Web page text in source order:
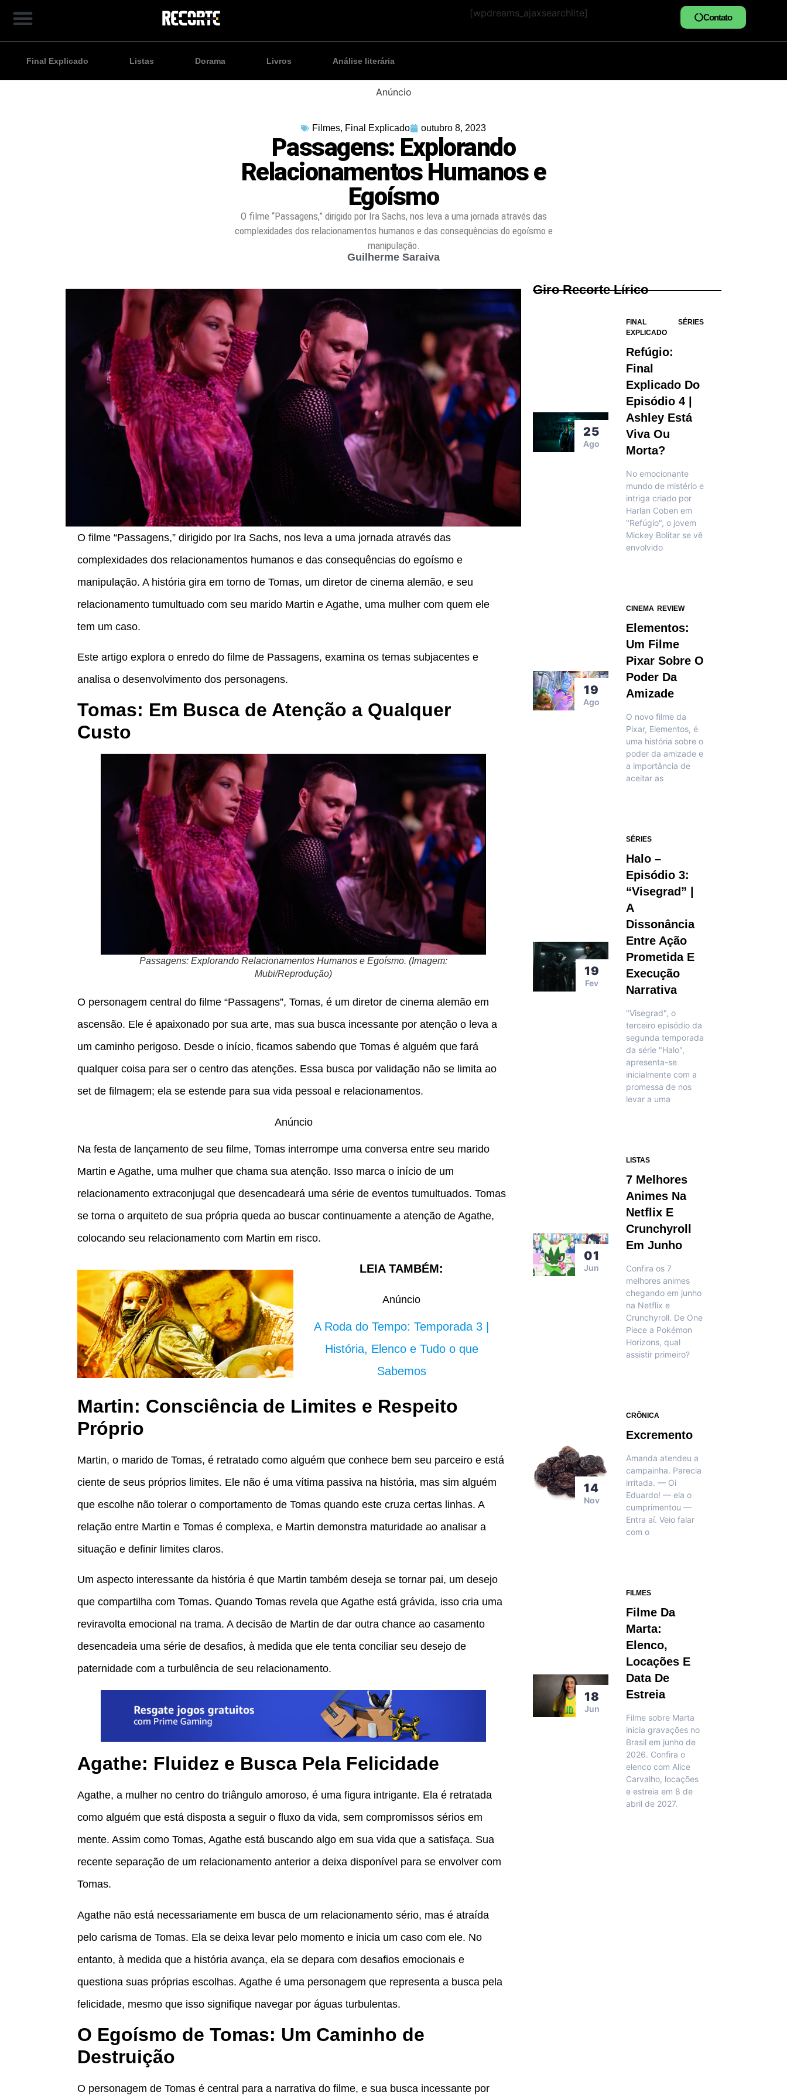
[wpdreams_ajaxsearchlite] Contato
Final Explicado Listas Dorama Livros Análise literária
Anúncio
Filmes, Final Explicado outubro 8, 2023
Passagens: Explorando
Relacionamentos Humanos e
Egoísmo
O filme “Passagens,” dirigido por Ira Sachs, nos leva a uma jornada através das
complexidades dos relacionamentos humanos e das consequências do egoísmo e
manipulação.
Guilherme Saraiva
O filme “Passagens,” dirigido por Ira Sachs, nos leva a uma jornada através das
complexidades dos relacionamentos humanos e das consequências do egoísmo e
manipulação. A história gira em torno de Tomas, um diretor de cinema alemão, e seu
relacionamento tumultuado com seu marido Martin e Agathe, uma mulher com quem ele
tem um caso.
Este artigo explora o enredo do filme de Passagens, examina os temas subjacentes e
analisa o desenvolvimento dos personagens.
Tomas: Em Busca de Atenção a Qualquer
Custo
Passagens: Explorando Relacionamentos Humanos e Egoísmo. (Imagem:
Mubi/Reprodução)
O personagem central do filme “Passagens”, Tomas, é um diretor de cinema alemão em
ascensão. Ele é apaixonado por sua arte, mas sua busca incessante por atenção o leva a
um caminho perigoso. Desde o início, ficamos sabendo que Tomas é alguém que fará
qualquer coisa para ser o centro das atenções. Essa busca por validação não se limita ao
set de filmagem; ela se estende para sua vida pessoal e relacionamentos.
Anúncio
Na festa de lançamento de seu filme, Tomas interrompe uma conversa entre seu marido
Martin e Agathe, uma mulher que chama sua atenção. Isso marca o início de um
relacionamento extraconjugal que desencadeará uma série de eventos tumultuados. Tomas
se torna o arquiteto de sua própria queda ao buscar continuamente a atenção de Agathe,
colocando seu relacionamento com Martin em risco.
LEIA TAMBÉM:
Anúncio
A Roda do Tempo: Temporada 3 |
História, Elenco e Tudo o que
Sabemos
Martin: Consciência de Limites e Respeito
Próprio
Martin, o marido de Tomas, é retratado como alguém que conhece bem seu parceiro e está
ciente de seus próprios limites. Ele não é uma vítima passiva na história, mas sim alguém
que escolhe não tolerar o comportamento de Tomas quando este cruza certas linhas. A
relação entre Martin e Tomas é complexa, e Martin demonstra maturidade ao analisar a
situação e definir limites claros.
Um aspecto interessante da história é que Martin também deseja se tornar pai, um desejo
que compartilha com Tomas. Quando Tomas revela que Agathe está grávida, isso cria uma
reviravolta emocional na trama. A decisão de Martin de dar outra chance ao casamento
desencadeia uma série de desafios, à medida que ele tenta conciliar seu desejo de
paternidade com a turbulência de seu relacionamento.
Agathe: Fluidez e Busca Pela Felicidade
Agathe, a mulher no centro do triângulo amoroso, é uma figura intrigante. Ela é retratada
como alguém que está disposta a seguir o fluxo da vida, sem compromissos sérios em
mente. Assim como Tomas, Agathe está buscando algo em sua vida que a satisfaça. Sua
recente separação de um relacionamento anterior a deixa disponível para se envolver com
Tomas.
Agathe não está necessariamente em busca de um relacionamento sério, mas é atraída
pelo carisma de Tomas. Ela se deixa levar pelo momento e inicia um caso com ele. No
entanto, à medida que a história avança, ela se depara com desafios emocionais e
questiona suas próprias escolhas. Agathe é uma personagem que representa a busca pela
felicidade, mesmo que isso signifique navegar por águas turbulentas.
O Egoísmo de Tomas: Um Caminho de
Destruição
O personagem de Tomas é central para a narrativa do filme, e sua busca incessante por
Giro Recorte Lírico
25
Ago
FINAL
EXPLICADO
SÉRIES
Refúgio:
Final
Explicado Do
Episódio 4 |
Ashley Está
Viva Ou
Morta?
No emocionante
mundo de mistério e
intriga criado por
Harlan Coben em
"Refúgio", o jovem
Mickey Bolitar se vê
envolvido
19
Ago
CINEMA REVIEW
Elementos:
Um Filme
Pixar Sobre O
Poder Da
Amizade
O novo filme da
Pixar, Elementos, é
uma história sobre o
poder da amizade e
a importância de
aceitar as
19
Fev
SÉRIES
Halo –
Episódio 3:
“Visegrad” |
A
Dissonância
Entre Ação
Prometida E
Execução
Narrativa
"Visegrad", o
terceiro episódio da
segunda temporada
da série "Halo",
apresenta-se
inicialmente com a
promessa de nos
levar a uma
01
Jun
LISTAS
7 Melhores
Animes Na
Netflix E
Crunchyroll
Em Junho
Confira os 7
melhores animes
chegando em junho
na Netflix e
Crunchyroll. De One
Piece a Pokémon
Horizons, qual
assistir primeiro?
14
Nov
CRÔNICA
Excremento
Amanda atendeu a
campainha. Parecia
irritada. — Oi
Eduardo! — ela o
cumprimentou —
Entra aí. Veio falar
com o
18
Jun
FILMES
Filme Da
Marta:
Elenco,
Locações E
Data De
Estreia
Filme sobre Marta
inicia gravações no
Brasil em junho de
2026. Confira o
elenco com Alice
Carvalho, locações
e estreia em 8 de
abril de 2027.